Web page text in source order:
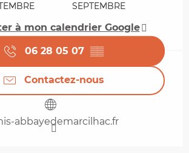
SEPTEMBRE
à mon calendrier Google
06 28 05 07 ▒▒
Contactez-nous
abbayedemarcilhac.fr